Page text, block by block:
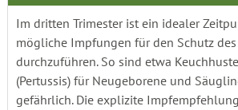
Im dritten Trimester ist ein idealer
mögliche Impfungen für den Schutz
durchzuführen. So sind etwa
(Pertussis) für Neugeborene und
gefährlich. Die explizite